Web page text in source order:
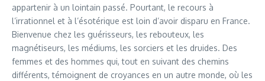
appartenir à un lointain passé. Pourtant, le recours à
l’irrationnel et à l’ésotérique est loin d’avoir disparu en France.
Bienvenue chez les guérisseurs, les rebouteux, les
magnétiseurs, les médiums, les sorciers et les druides. Des
femmes et des hommes qui, tout en suivant des chemins
différents, témoignent de croyances en un autre monde, où les